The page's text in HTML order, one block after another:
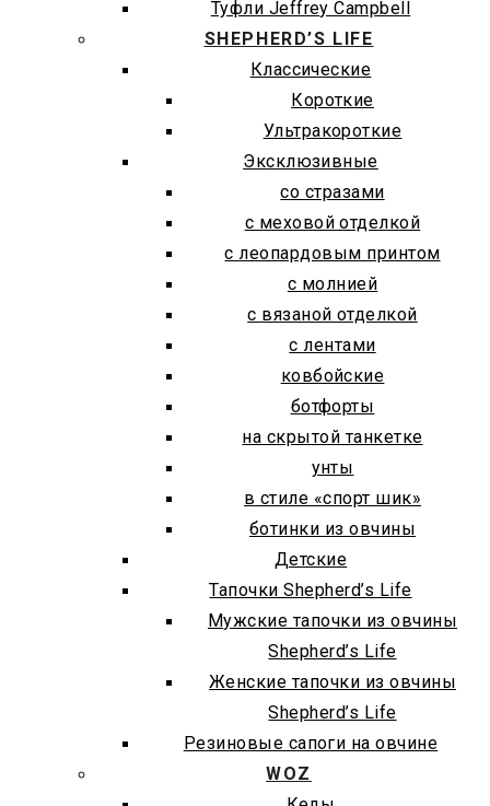
Туфли Jeffrey Campbell
SHEPHERD’S LIFE
Классические
Короткие
Ультракороткие
Эксклюзивные
со стразами
с меховой отделкой
с леопардовым принтом
с молнией
с вязаной отделкой
с лентами
ковбойские
ботфорты
на скрытой танкетке
унты
в стиле «спорт шик»
ботинки из овчины
Детские
Тапочки Shepherd’s Life
Мужские тапочки из овчины
Shepherd’s Life
Женские тапочки из овчины
Shepherd’s Life
Резиновые сапоги на овчине
WOZ